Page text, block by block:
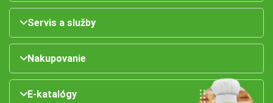
Servis a služby
Nakupovanie
E-katalógy